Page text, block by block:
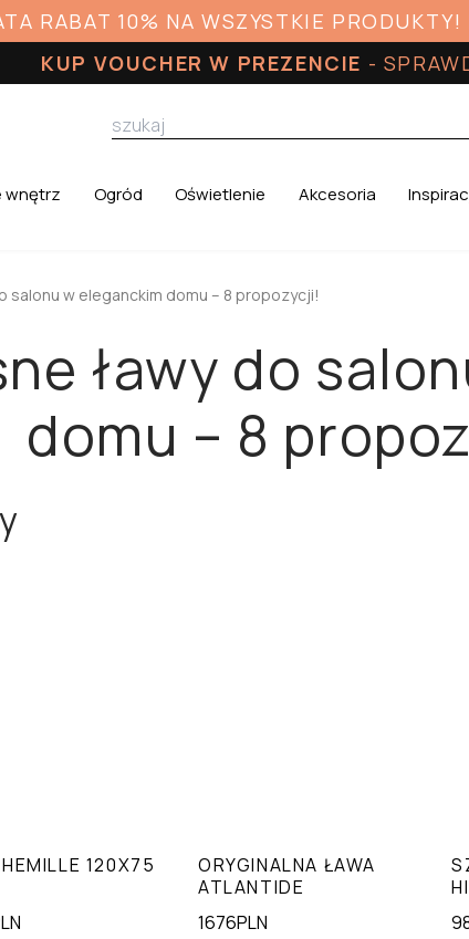
RABAT 10% NA WSZYSTKIE PRODUKTY!
KUP VOUCHER W PREZENCIE -
wnętrz Ogród Oświetlenie Akcesoria
salonu w eleganckim domu – 8 propozycji!
ławy do
domu – 8
120X75
ORYGINALNA ŁAWA
ATLANTIDE
1676PLN